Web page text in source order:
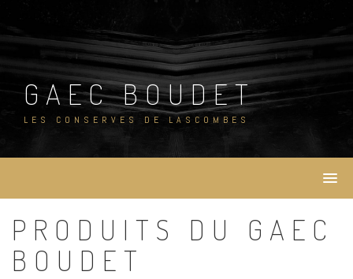
content
GAEC BOUDET
LES CONSERVES DE LASCOMBES
PRODUITS DU GAEC
BOUDET